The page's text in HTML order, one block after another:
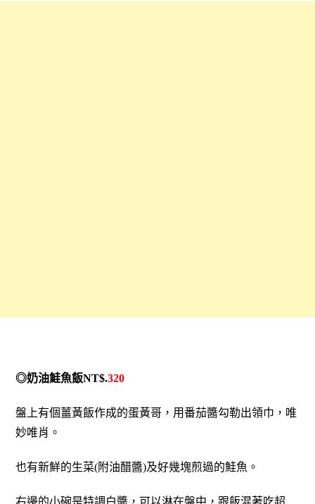
◎奶油鮭魚飯NT$.320
盤上有個薑黃飯作成的蛋黃哥，用番茄醬勾勒出領巾，唯
妙唯肖。
也有新鮮的生菜(附油醋醬)及好幾塊煎過的鮭魚。